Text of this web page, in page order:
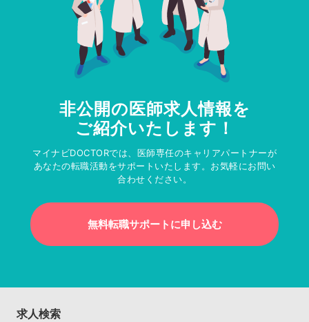
非公開の医師求人情報を
ご紹介いたします！
マイナビDOCTORでは、医師専任のキャリアパートナーが
あなたの転職活動をサポートいたします。お気軽にお問い
合わせください。
無料転職サポートに申し込む
求人検索